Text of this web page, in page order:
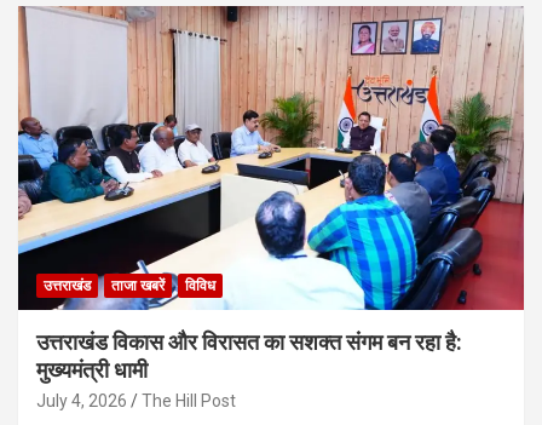
उत्तराखंड ताजा खबरें विविध
उत्तराखंड विकास और विरासत का सशक्त संगम बन रहा है:
मुख्यमंत्री धामी
July 4, 2026 The Hill Post